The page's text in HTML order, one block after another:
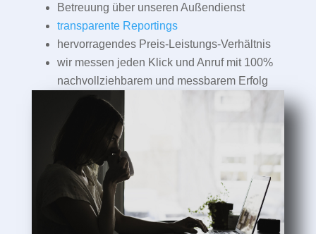
Betreuung über unseren Außendienst
transparente Reportings
hervorragendes Preis-Leistungs-Verhältnis
wir messen jeden Klick und Anruf mit 100%
nachvollziehbarem und messbarem Erfolg